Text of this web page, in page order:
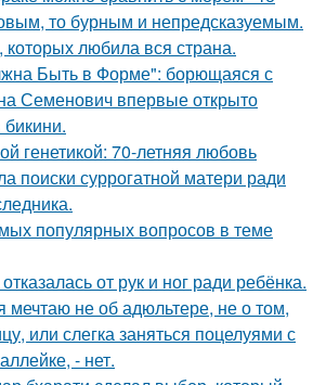
то бурным и непредсказуемым.
которых любила вся страна.
Быть в Форме": борющаяся с
Семенович впервые открыто
генетикой: 70-летняя любовь
поиски суррогатной матери ради
популярных вопросов в теме
от рук и ног ради ребёнка.
мечтаю не об адюльтере, не о том,
или слегка заняться поцелуями с
- нет.